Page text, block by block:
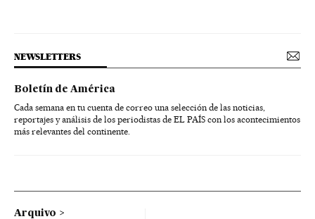
NEWSLETTERS
Boletín de América
Cada semana en tu cuenta de correo una selección de las noticias,
reportajes y análisis de los periodistas de EL PAÍS con los acontecimientos
más relevantes del continente.
Arquivo